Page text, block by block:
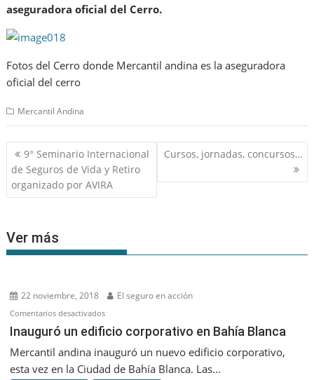
aseguradora oficial del Cerro.
Fotos del Cerro donde Mercantil andina es la aseguradora
oficial del cerro
Mercantil Andina
Navegación
de
entradas
9° Seminario Internacional
de Seguros de Vida y Retiro
organizado por AVIRA
Cursos, jornadas, concursos…
Ver más
22 noviembre, 2018 El seguro en acción
Comentarios desactivadosen
Inauguró
edificio
corporativo
Inauguró un edificio corporativo en Bahía Blanca
Mercantil andina inauguró un nuevo edificio corporativo,
esta vez en la Ciudad de Bahía Blanca. Las...